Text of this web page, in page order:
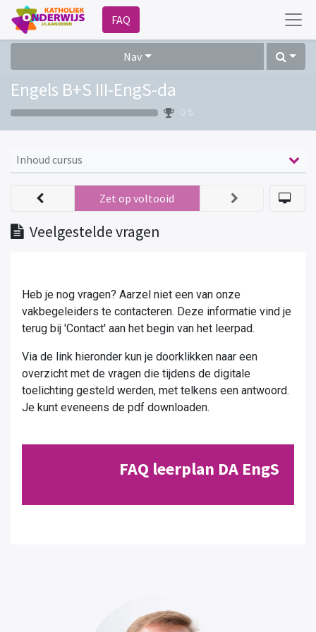
FAQ
Nav
Engels B+S III-EngS-da
0 %
Inhoud cursus
Veelgestelde vragen
Zet op voltooid
Heb je nog vragen? Aarzel niet een van onze
vakbegeleiders te contacteren. Deze informatie vind je
terug bij 'Contact' aan het begin van het leerpad.
Via de link hieronder kun je doorklikken naar een
overzicht met de vragen die tijdens de digitale
toelichting gesteld werden, met telkens een antwoord.
Je kunt eveneens de pdf downloaden.
FAQ leerplan DA EngS